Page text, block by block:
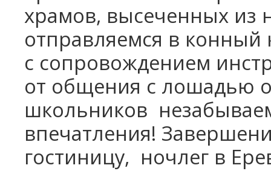
храмов, высеченных из
отправляемся в конный
с сопровождением
от общения с лошадью
школьников
впечатления!
гостиницу, ночлег в